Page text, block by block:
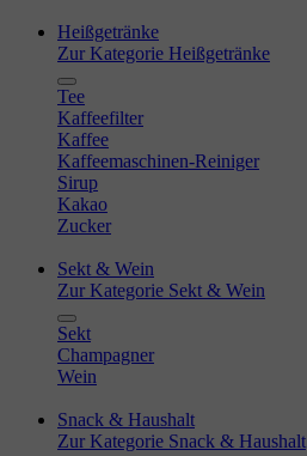
Heißgetränke
Zur Kategorie Heißgetränke
Tee
Kaffeefilter
Kaffee
Kaffeemaschinen-Reiniger
Sirup
Kakao
Zucker
Sekt & Wein
Zur Kategorie Sekt & Wein
Sekt
Champagner
Wein
Snack & Haushalt
Zur Kategorie Snack & Haushalt